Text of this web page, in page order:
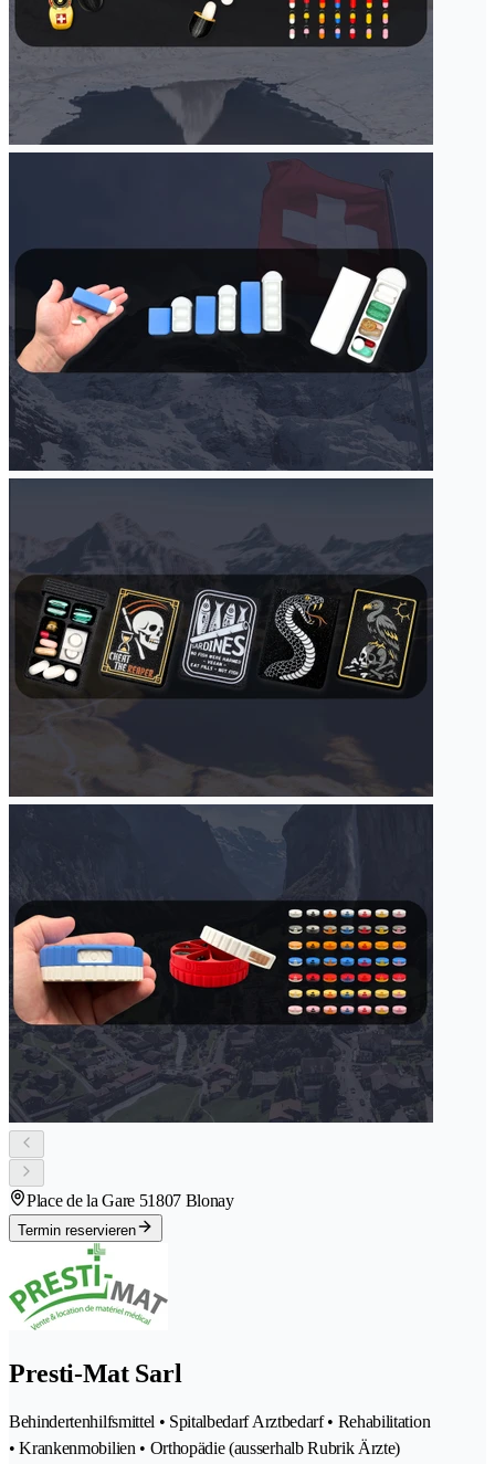
Place de la Gare 51807 Blonay
Termin reservieren
Presti-Mat Sarl
Behindertenhilfsmittel • Spitalbedarf Arztbedarf • Rehabilitation
• Krankenmobilien • Orthopädie (ausserhalb Rubrik Ärzte)